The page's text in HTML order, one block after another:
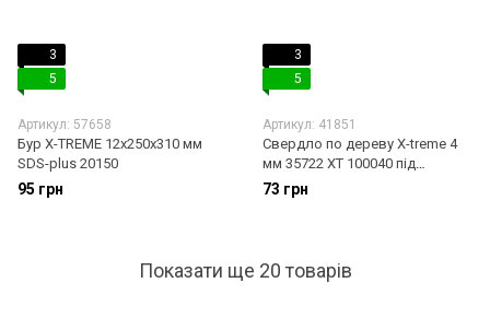
3
5
Артикул: 57658
Бур X-TREME 12х250х310 мм
SDS-plus 20150
95 грн
3
5
Артикул: 41851
Свердло по дереву X-treme 4
мм 35722 XT 100040 під
конфермат
73 грн
Показати ще 20 товарів